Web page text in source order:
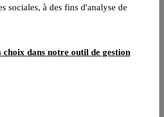
sociales, à des fins d'analyse de
choix dans notre outil de gestion